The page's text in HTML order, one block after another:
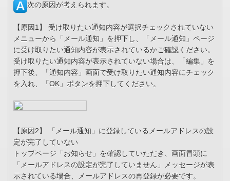
次の原因が考えられます。
【原因1】 受け取りたい通知内容が選択チェックされていない
メニューから「メール通知」を押下し、「メール通知」ページ
に受け取りたい通知内容が表示されているかご確認ください。
受け取りたい通知内容が表示されていない場合は、「編集」を
押下後、「通知内容」画面で受け取りたい通知内容にチェック
を入れ、「OK」ボタンを押下してください。
【原因2】 「メール通知」に登録しているメールアドレスの設
定が完了していない
トップページ「お知らせ」を確認していただき、画面冒頭に
「メールアドレスの設定が完了していません」メッセージが表
示されている場合、メールアドレスの再登録が必要です。